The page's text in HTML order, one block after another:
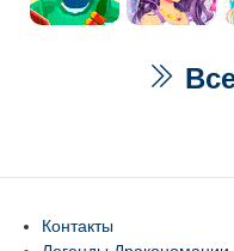
Контакты